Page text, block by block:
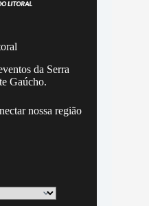
da Serra
Gaúcho.
nossa região